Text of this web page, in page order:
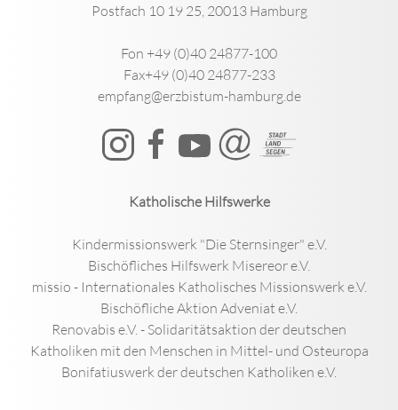
Postfach 10 19 25, 20013 Hamburg
Fon +49 (0)40 24877-100
Fax+49 (0)40 24877-233
empfang@erzbistum-hamburg.de
Katholische Hilfswerke
Kindermissionswerk "Die Sternsinger" e.V.
Bischöfliches Hilfswerk Misereor e.V.
missio - Internationales Katholisches Missionswerk e.V.
Bischöfliche Aktion Adveniat e.V.
Renovabis e.V. - Solidaritätsaktion der deutschen
Katholiken mit den Menschen in Mittel- und Osteuropa
Bonifatiuswerk der deutschen Katholiken e.V.